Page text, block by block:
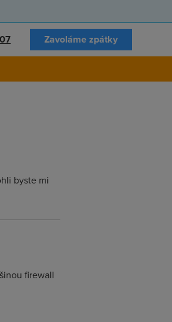
Zavoláme zpátky
byste mi
firewall